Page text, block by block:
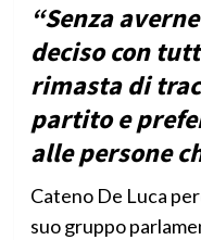
“Senza
deciso con
rimasta di
partito e
alle persone
Cateno De Luca
suo gruppo